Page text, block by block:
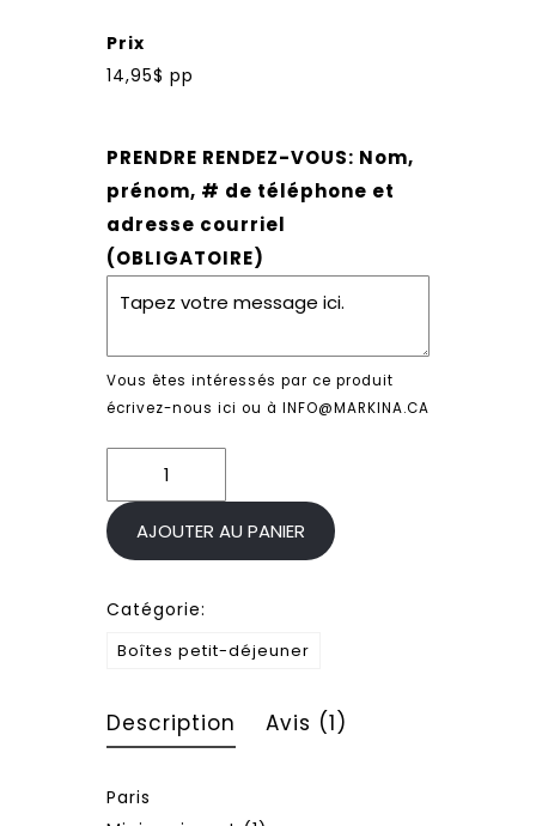
Prix
14,95$ pp
PRENDRE RENDEZ-VOUS: Nom,
prénom, # de téléphone et
adresse courriel
(OBLIGATOIRE)
Vous êtes intéressés par ce produit
écrivez-nous ici ou à INFO@MARKINA.CA
quantité
de
ParisAJOUTER AU PANIER
Catégorie:
Boîtes petit-déjeuner
Description Avis (1)
Paris